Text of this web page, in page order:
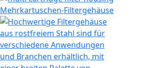
Mehrkartuschen-Filtergehäuse